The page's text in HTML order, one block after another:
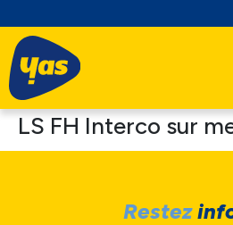
LS FH Interco sur
Restez